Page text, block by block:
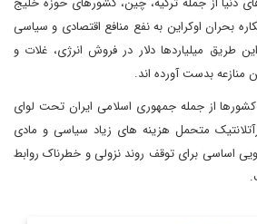
بحران اوکراین به نفع منافع اقتصادی و سیاسی
طریق میلیاردها دلار در فروش انرژی، غلات و
منازعه بدست آورده اند.
از جمله جمهوری اسلامی ایران تحت لوای
متحمل هزینه های زیاد سیاسی و مادی
اساسی برای توقف روند نزولی و خطرناک روابط